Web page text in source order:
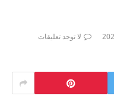
لا توجد تعليقات